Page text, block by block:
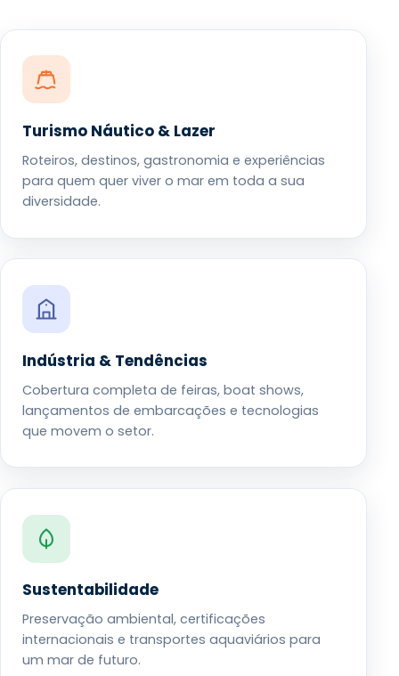
Turismo Náutico & Lazer
Roteiros, destinos, gastronomia e experiências
para quem quer viver o mar em toda a sua
diversidade.
Indústria & Tendências
Cobertura completa de feiras, boat shows,
lançamentos de embarcações e tecnologias
que movem o setor.
Sustentabilidade
Preservação ambiental, certificações
internacionais e transportes aquaviários para
um mar de futuro.